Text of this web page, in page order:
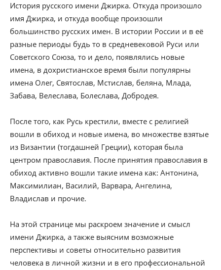
История русского имени Джирка. Откуда произошло
имя Джирка, и откуда вообще произошли
большинство русских имен. В истории России и в её
разные периоды будь то в средневековой Руси или
Советского Союза, то и дело, появлялись новые
имена, в дохристианское время были популярны
имена Олег, Святослав, Мстислав, беляна, Млада,
Забава, Велеслава, Болеслава, Добродея.
После того, как Русь крестили, вместе с религией
вошли в обиход и новые имена, во множестве взятые
из Византии (тогдашней Греции), которая была
центром православия. После принятия православия в
обиход активно вошли такие имена как: Антонина,
Максимилиан, Василий, Варвара, Ангелина,
Владислав и прочие.
На этой странице мы раскроем значение и смысл
имени Джирка, а также выясним возможные
перспективы и советы относительно развития
человека в личной жизни и в его профессиональной